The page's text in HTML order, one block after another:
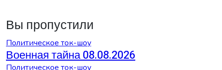
Вы пропустили
Политическое ток-шоу
Военная тайна 08.08.2026
Политическое ток-шоу